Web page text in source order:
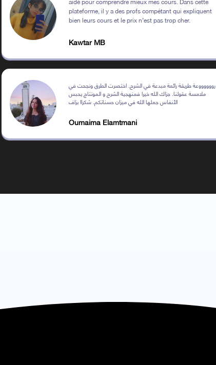
plateforme, il y a des profs compétant qui expliquent
bien leurs cours et le prix n’est pas trop cher.
Kawtar MB
رووووووعة طريقة رائعة مبدعة في الشرح. اختصرت الطرق ونجحت في
ملامسة عقولنا. جزاك الله خيرا فمنهجية الشرح و المونتاج يحبس
الأنفاس جعلها الله في ميزان حسناتكم. شكراا بزاف
Oumaima Elamtmani